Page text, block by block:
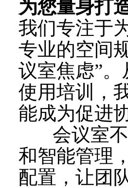
为您量身打
我们专注于
专业的空间
议室焦虑”
使用培训，
能成为促进
会议室不
和智能管理
配置，让团